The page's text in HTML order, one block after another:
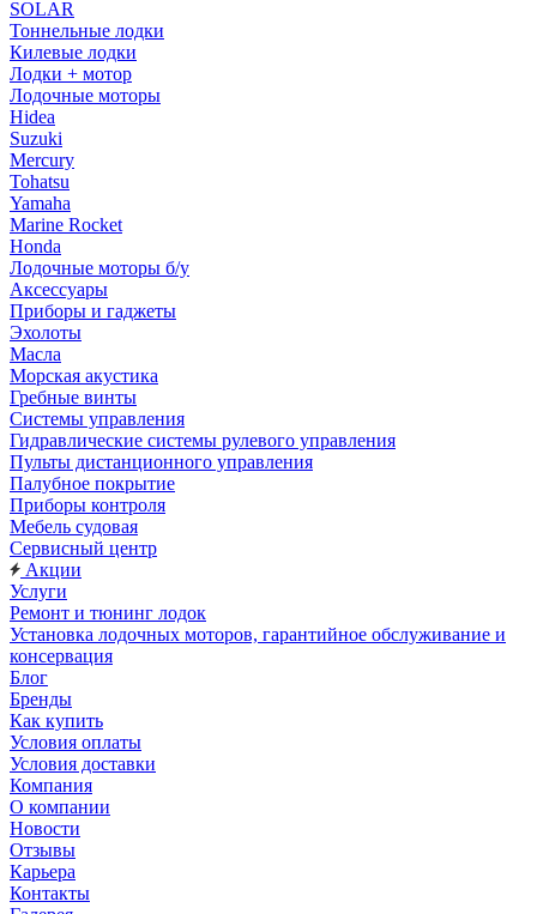
SOLAR
Тоннельные лодки
Килевые лодки
Лодки + мотор
Лодочные моторы
Hidea
Suzuki
Mercury
Tohatsu
Yamaha
Marine Rocket
Honda
Лодочные моторы б/у
Аксессуары
Приборы и гаджеты
Эхолоты
Масла
Морская акустика
Гребные винты
Системы управления
Гидравлические системы рулевого управления
Пульты дистанционного управления
Палубное покрытие
Приборы контроля
Мебель судовая
Сервисный центр
Акции
Услуги
Ремонт и тюнинг лодок
Установка лодочных моторов, гарантийное обслуживание и
консервация
Блог
Бренды
Как купить
Условия оплаты
Условия доставки
Компания
О компании
Новости
Отзывы
Карьера
Контакты